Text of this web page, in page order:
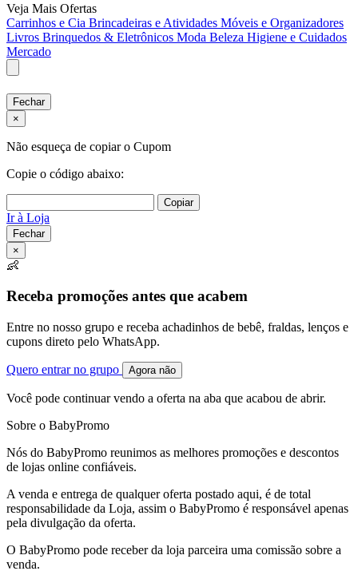
Veja Mais Ofertas
Carrinhos e Cia Brincadeiras e Atividades Móveis e Organizadores
Livros Brinquedos & Eletrônicos Moda Beleza Higiene e Cuidados
Mercado
Fechar
×
Não esqueça de copiar o Cupom
Copie o código abaixo:
Copiar
Ir à Loja
Fechar
×
👶
Receba promoções antes que acabem
Entre no nosso grupo e receba achadinhos de bebê, fraldas, lenços e
cupons direto pelo WhatsApp.
Quero entrar no grupo Agora não
Você pode continuar vendo a oferta na aba que acabou de abrir.
Sobre o BabyPromo
Nós do BabyPromo reunimos as melhores promoções e descontos
de lojas online confiáveis.
A venda e entrega de qualquer oferta postado aqui, é de total
responsabilidade da Loja, assim o BabyPromo é responsável apenas
pela divulgação da oferta.
O BabyPromo pode receber da loja parceira uma comissão sobre a
venda.